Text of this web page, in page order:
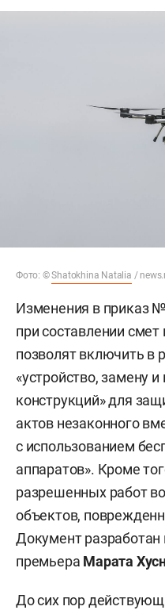
Фото: ©Shatokhina Natalia /
Изменения в приказ
при составлении
позволят включить в
«устройство, замену
конструкций» для
актов незаконного
с использованием
аппаратов». Кроме
разрешенных работ
объектов,
Документ
премьера Марата
До сих пор